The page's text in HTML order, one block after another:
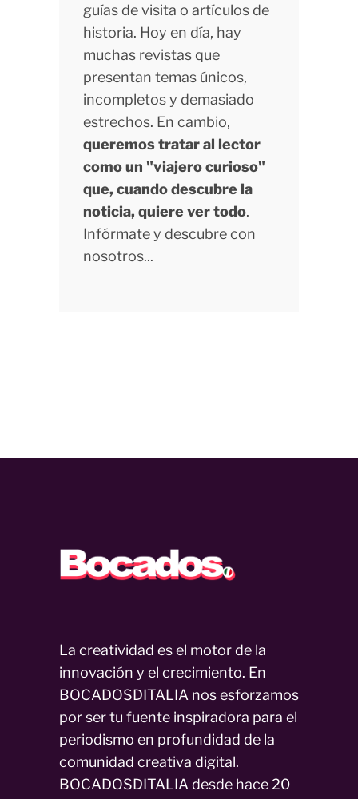
guías de visita o artículos de
historia. Hoy en día, hay
muchas revistas que
presentan temas únicos,
incompletos y demasiado
estrechos. En cambio,
queremos tratar al lector
como un "viajero curioso"
que, cuando descubre la
noticia, quiere ver todo.
Infórmate y descubre con
nosotros...
La creatividad es el motor de la
innovación y el crecimiento. En
BOCADOSDITALIA nos esforzamos
por ser tu fuente inspiradora para el
periodismo en profundidad de la
comunidad creativa digital.
BOCADOSDITALIA desde hace 20